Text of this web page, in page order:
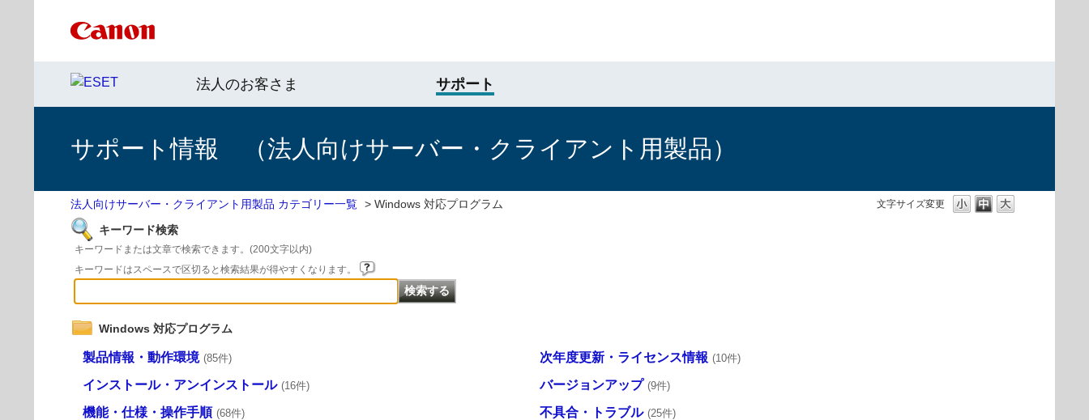
法人のお客さま サポート
サポート情報 （法人向けサーバー・クライアント用製品）
文字サイズ変更
法人向けサーバー・クライアント用製品 カテゴリー一覧 > Windows 対応プログラム
キーワード検索
キーワードまたは文章で検索できます。(200文字以内)
キーワードはスペースで区切ると検索結果が得やすくなります。
Windows 対応プログラム
製品情報・動作環境 (85件) 次年度更新・ライセンス情報 (10件)
インストール・アンインストール (16件) バージョンアップ (9件)
機能・仕様・操作手順 (68件) 不具合・トラブル (25件)